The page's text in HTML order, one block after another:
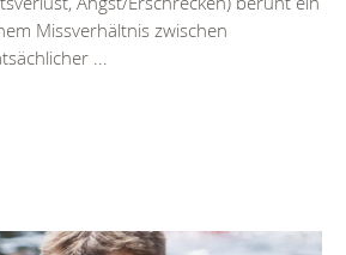
Missverhältnis zwischen
...